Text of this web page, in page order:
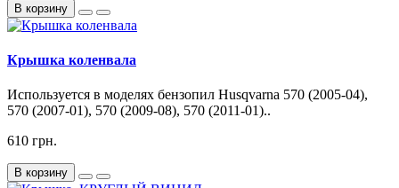
В корзину
Крышка коленвала
Используется в моделях бензопил Husqvarna 570 (2005-04),
570 (2007-01), 570 (2009-08), 570 (2011-01)..
610 грн.
В корзину